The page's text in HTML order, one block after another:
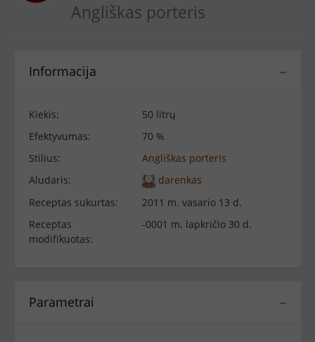
Angliškas porteris
−
Informacija
Kiekis:
50 litrų
Efektyvumas:
70 %
Stilius:
Angliškas porteris
Aludaris:
darenkas
Receptas sukurtas:
2011 m. vasario 13 d.
Receptas
modifikuotas:
-0001 m. lapkričio 30 d.
−
Parametrai